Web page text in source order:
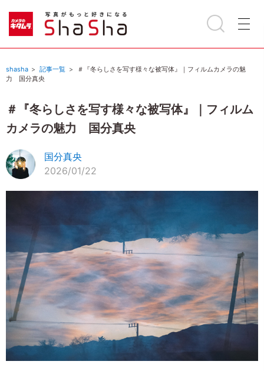
shasha 記事一覧
＃『冬らしさを写す様々な被写体』｜フィルムカメラの魅
力 国分真央
＃『冬らしさを写す様々な被写体』｜フィルム
カメラの魅力 国分真央
国分真央
2026/01/22